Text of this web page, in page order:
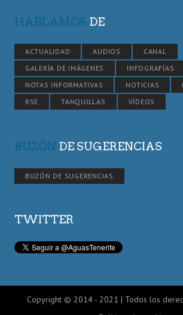
HABLAMOS DE
ACTUALIDAD AUDIOS
CANAL
GALERÍA DE IMÁGENES
INFOGRAFÍAS
NOTAS INFORMATIVAS
NOTICIAS
RSE
TANQUILLAS VÍDEOS
BUZÓN DE SUGERENCIAS
BUZÓN DE SUGERENCIAS
TWITTER
Copyright © 2014 - 2021 | Todos los